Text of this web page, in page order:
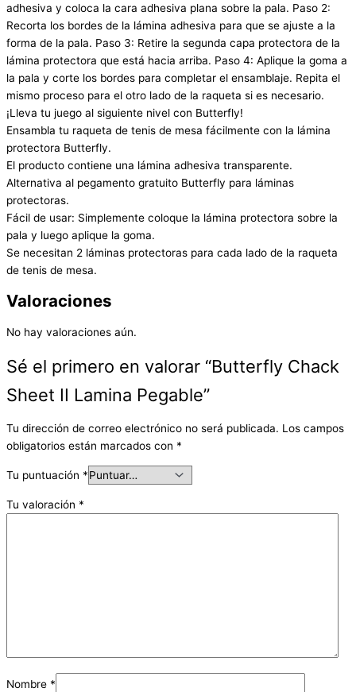
adhesiva y coloca la cara adhesiva plana sobre la pala. Paso 2:
Recorta los bordes de la lámina adhesiva para que se ajuste a la
forma de la pala. Paso 3: Retire la segunda capa protectora de la
lámina protectora que está hacia arriba. Paso 4: Aplique la goma a
la pala y corte los bordes para completar el ensamblaje. Repita el
mismo proceso para el otro lado de la raqueta si es necesario.
¡Lleva tu juego al siguiente nivel con Butterfly!
Ensambla tu raqueta de tenis de mesa fácilmente con la lámina
protectora Butterfly.
El producto contiene una lámina adhesiva transparente.
Alternativa al pegamento gratuito Butterfly para láminas
protectoras.
Fácil de usar: Simplemente coloque la lámina protectora sobre la
pala y luego aplique la goma.
Se necesitan 2 láminas protectoras para cada lado de la raqueta
de tenis de mesa.
Valoraciones
No hay valoraciones aún.
Sé el primero en valorar “Butterfly Chack
Sheet II Lamina Pegable”
Tu dirección de correo electrónico no será publicada. Los campos
obligatorios están marcados con *
Tu puntuación *
Tu valoración *
Nombre *